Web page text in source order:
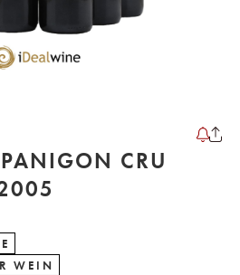
CRU
2005
WEIN